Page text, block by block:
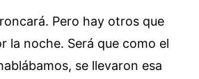
Pero hay otros que
la noche. Será que como el
se llevaron esa